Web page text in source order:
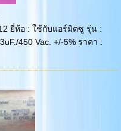
ยี่ห้อ : ใช้กับแอร์มิตซู รุ่น :
450 Vac. +/-5% ราคา :